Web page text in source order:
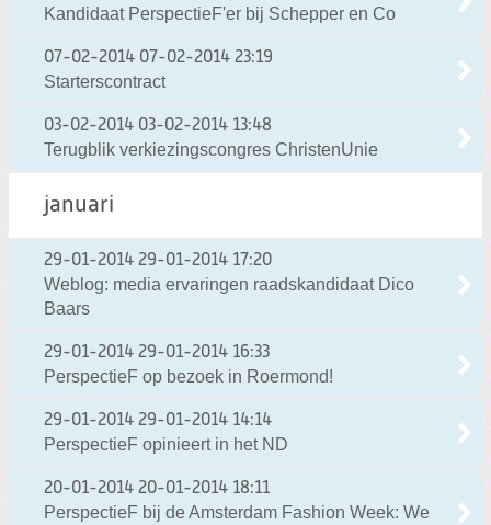
Kandidaat PerspectieF'er bij Schepper en Co
07-02-2014 07-02-2014 23:19
Starterscontract
03-02-2014 03-02-2014 13:48
Terugblik verkiezingscongres ChristenUnie
januari
29-01-2014 29-01-2014 17:20
Weblog: media ervaringen raadskandidaat Dico
Baars
29-01-2014 29-01-2014 16:33
PerspectieF op bezoek in Roermond!
29-01-2014 29-01-2014 14:14
PerspectieF opinieert in het ND
20-01-2014 20-01-2014 18:11
PerspectieF bij de Amsterdam Fashion Week: We